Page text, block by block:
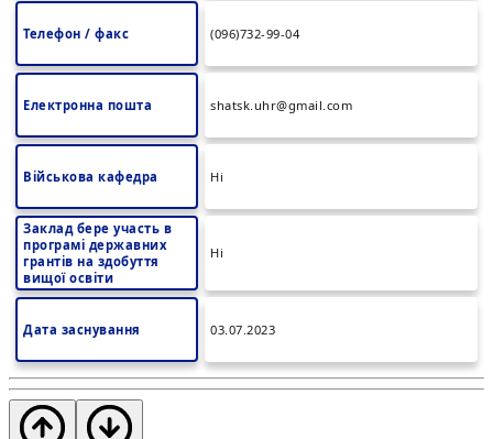
Телефон / факс (096)732-99-04
Електронна пошта shatsk.uhr@gmail.com
Військова кафедра Ні
Заклад бере участь в
програмі державних
грантів на здобуття
вищої освіти
Ні
Дата заснування 03.07.2023